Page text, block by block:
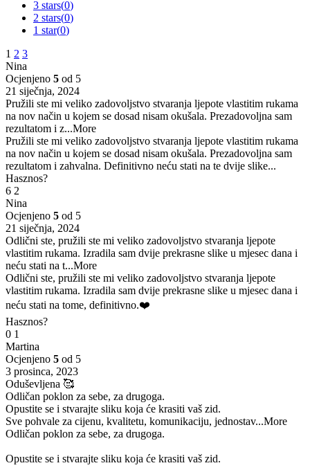
3 stars(0)
2 stars(0)
1 star(0)
1 2 3
Nina
Ocjenjeno 5 od 5
21 siječnja, 2024
Pružili ste mi veliko zadovoljstvo stvaranja ljepote vlastitim rukama
na nov način u kojem se dosad nisam okušala. Prezadovoljna sam
rezultatom i z...More
Pružili ste mi veliko zadovoljstvo stvaranja ljepote vlastitim rukama
na nov način u kojem se dosad nisam okušala. Prezadovoljna sam
rezultatom i zahvalna. Definitivno neću stati na te dvije slike...
Hasznos?
6 2
Nina
Ocjenjeno 5 od 5
21 siječnja, 2024
Odlični ste, pružili ste mi veliko zadovoljstvo stvaranja ljepote
vlastitim rukama. Izradila sam dvije prekrasne slike u mjesec dana i
neću stati na t...More
Odlični ste, pružili ste mi veliko zadovoljstvo stvaranja ljepote
vlastitim rukama. Izradila sam dvije prekrasne slike u mjesec dana i
neću stati na tome, definitivno.❤️
Hasznos?
0 1
Martina
Ocjenjeno 5 od 5
3 prosinca, 2023
Oduševljena 🥰
Odličan poklon za sebe, za drugoga.
Opustite se i stvarajte sliku koja će krasiti vaš zid.
Sve pohvale za cijenu, kvalitetu, komunikaciju, jednostav...More
Odličan poklon za sebe, za drugoga.
Opustite se i stvarajte sliku koja će krasiti vaš zid.